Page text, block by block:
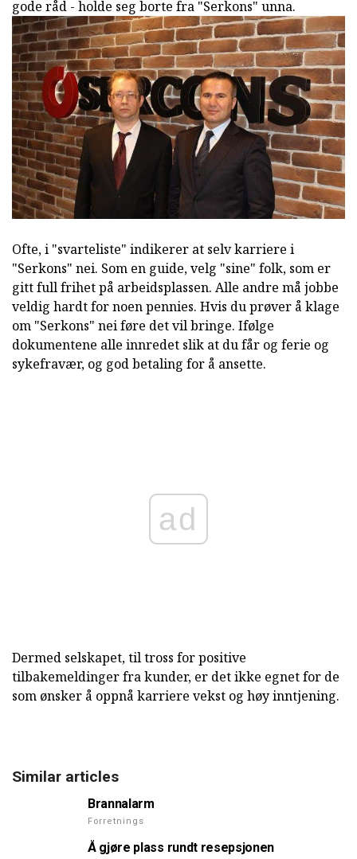
gode råd - holde seg borte fra "Serkons" unna.
Ofte, i "svarteliste" indikerer at selv karriere i
"Serkons" nei. Som en guide, velg "sine" folk, som er
gitt full frihet på arbeidsplassen. Alle andre må jobbe
veldig hardt for noen pennies. Hvis du prøver å klage
om "Serkons" nei føre det vil bringe. Ifølge
dokumentene alle innredet slik at du får og ferie og
sykefravær, og god betaling for å ansette.
ad
Dermed selskapet, til tross for positive
tilbakemeldinger fra kunder, er det ikke egnet for de
som ønsker å oppnå karriere vekst og høy inntjening.
Similar articles
Brannalarm
Forretnings
Å gjøre plass rundt resepsjonen